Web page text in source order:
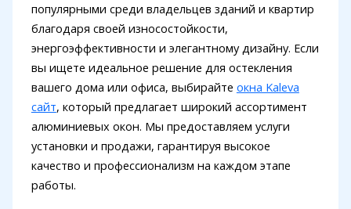
популярными среди владельцев зданий и квартир
благодаря своей износостойкости,
энергоэффективности и элегантному дизайну. Если
вы ищете идеальное решение для остекления
вашего дома или офиса, выбирайте окна Kaleva
сайт, который предлагает широкий ассортимент
алюминиевых окон. Мы предоставляем услуги
установки и продажи, гарантируя высокое
качество и профессионализм на каждом этапе
работы.